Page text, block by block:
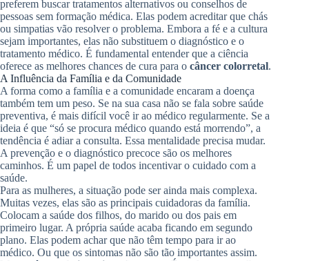
preferem buscar tratamentos alternativos ou conselhos de
pessoas sem formação médica. Elas podem acreditar que chás
ou simpatias vão resolver o problema. Embora a fé e a cultura
sejam importantes, elas não substituem o diagnóstico e o
tratamento médico. É fundamental entender que a ciência
oferece as melhores chances de cura para o câncer colorretal.
A Influência da Família e da Comunidade
A forma como a família e a comunidade encaram a doença
também tem um peso. Se na sua casa não se fala sobre saúde
preventiva, é mais difícil você ir ao médico regularmente. Se a
ideia é que “só se procura médico quando está morrendo”, a
tendência é adiar a consulta. Essa mentalidade precisa mudar.
A prevenção e o diagnóstico precoce são os melhores
caminhos. É um papel de todos incentivar o cuidado com a
saúde.
Para as mulheres, a situação pode ser ainda mais complexa.
Muitas vezes, elas são as principais cuidadoras da família.
Colocam a saúde dos filhos, do marido ou dos pais em
primeiro lugar. A própria saúde acaba ficando em segundo
plano. Elas podem achar que não têm tempo para ir ao
médico. Ou que os sintomas não são tão importantes assim.